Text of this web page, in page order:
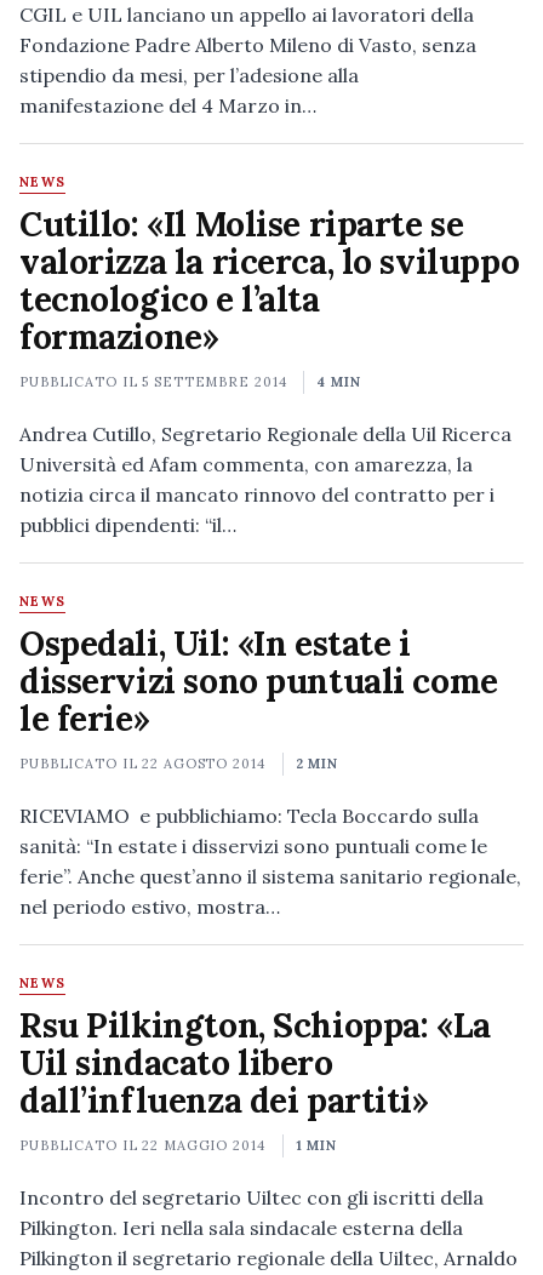
CGIL e UIL lanciano un appello ai lavoratori della
Fondazione Padre Alberto Mileno di Vasto, senza
stipendio da mesi, per l’adesione alla
manifestazione del 4 Marzo in…
NEWS
Cutillo: «Il Molise riparte se
valorizza la ricerca, lo sviluppo
tecnologico e l’alta
formazione»
PUBBLICATO IL5 SETTEMBRE 2014 4 MIN
Andrea Cutillo, Segretario Regionale della Uil Ricerca
Università ed Afam commenta, con amarezza, la
notizia circa il mancato rinnovo del contratto per i
pubblici dipendenti: “il…
NEWS
Ospedali, Uil: «In estate i
disservizi sono puntuali come
le ferie»
PUBBLICATO IL22 AGOSTO 2014 2 MIN
RICEVIAMO e pubblichiamo: Tecla Boccardo sulla
sanità: “In estate i disservizi sono puntuali come le
ferie”. Anche quest’anno il sistema sanitario regionale,
nel periodo estivo, mostra…
NEWS
Rsu Pilkington, Schioppa: «La
Uil sindacato libero
dall’influenza dei partiti»
PUBBLICATO IL22 MAGGIO 2014 1 MIN
Incontro del segretario Uiltec con gli iscritti della
Pilkington. Ieri nella sala sindacale esterna della
Pilkington il segretario regionale della Uiltec, Arnaldo